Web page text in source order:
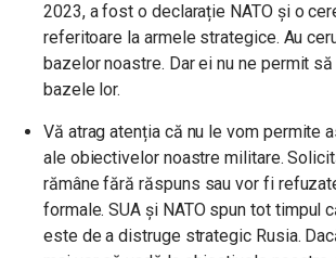
2023, a fost o declarație NATO și o
referitoare la armele strategice. Au
bazelor noastre. Dar ei nu ne permit
bazele lor.
Vă atrag atenția că nu le vom permite
ale obiectivelor noastre militare.
rămâne fără răspuns sau vor fi
formale. SUA și NATO spun tot timpul
este de a distruge strategic Rusia.